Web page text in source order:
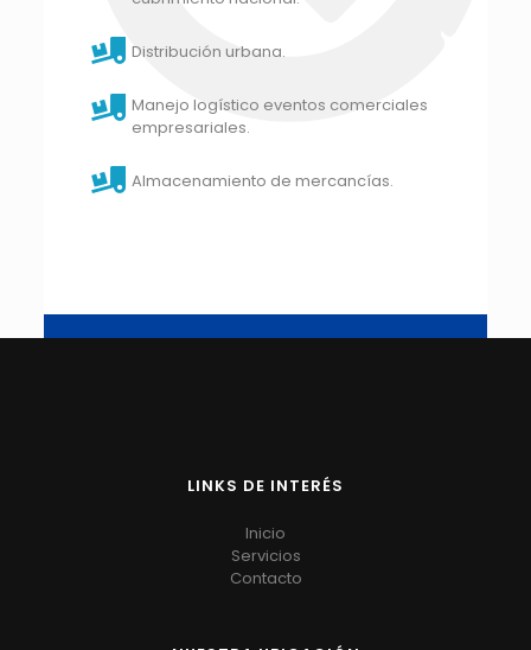
Distribución urbana.
Manejo logístico eventos comerciales
empresariales.
Almacenamiento de mercancías.
LINKS DE INTERÉS
Inicio
Servicios
Contacto